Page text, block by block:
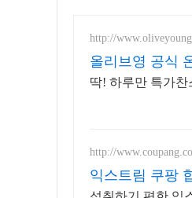
http://
올리브영 공식
딱! 하루만 특가
http://
익스트림 쿠팡